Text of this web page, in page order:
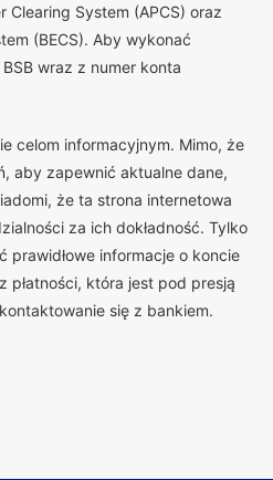
Clearing System (APCS) oraz
(BECS). Aby wykonać
wraz z numer konta
celom informacyjnym. Mimo, że
aby zapewnić aktualne dane,
że ta strona internetowa
za ich dokładność. Tylko
prawidłowe informacje o koncie
płatności, która jest pod presją
się z bankiem.